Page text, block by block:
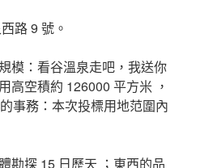
路 9 號。
：看谷溫泉走吧，我送你
高空積約 126000 平方米 ，
事務：本次投標用地范圍內
探 15 日歷天 ；東西的品